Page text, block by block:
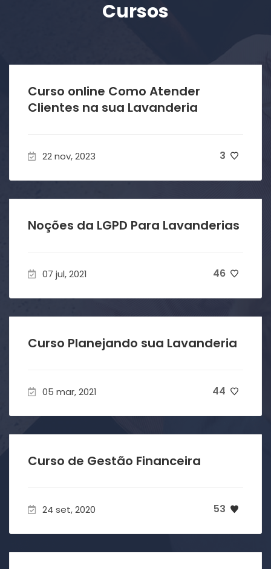
Cursos
Curso online Como Atender
Clientes na sua Lavanderia
22 nov, 2023 3
Noções da LGPD Para Lavanderias
07 jul, 2021 46
Curso Planejando sua Lavanderia
05 mar, 2021 44
Curso de Gestão Financeira
24 set, 2020 53